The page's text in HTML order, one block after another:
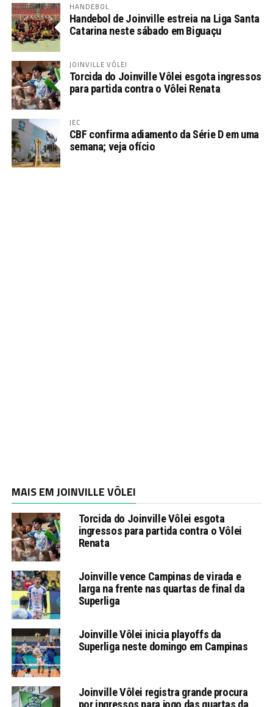
HANDEBOL
Handebol de Joinville estreia na Liga Santa
Catarina neste sábado em Biguaçu
JOINVILLE VÔLEI
Torcida do Joinville Vôlei esgota ingressos
para partida contra o Vôlei Renata
JEC
CBF confirma adiamento da Série D em uma
semana; veja ofício
MAIS EM JOINVILLE VÔLEI
Torcida do Joinville Vôlei esgota
ingressos para partida contra o Vôlei
Renata
Joinville vence Campinas de virada e
larga na frente nas quartas de final da
Superliga
Joinville Vôlei inicia playoffs da
Superliga neste domingo em Campinas
Joinville Vôlei registra grande procura
por ingressos para jogo das quartas da